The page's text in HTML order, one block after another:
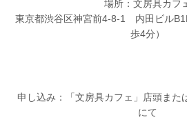
場所：文房具カフ
東京都渋谷区神宮前4-8-1 内田ビル
歩4分）
申し込み：「文房具カフェ」店頭また
にて